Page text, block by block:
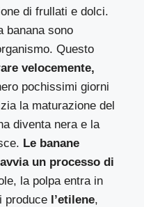
di frullati e dolci.
banana sono
Questo
velocemente,
pochissimi giorni
la maturazione del
diventa nera e la
Le banane
un processo di
la polpa entra in
produce l’etilene,